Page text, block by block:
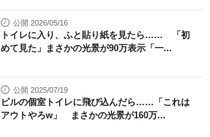
公開 2026/05/16
トイレに入り、ふと貼り紙を見たら…… 「初
めて見た」まさかの光景が90万表示「一...
公開 2025/07/19
ビルの個室トイレに飛び込んだら……「これは
アウトやろw」 まさかの光景が160万...